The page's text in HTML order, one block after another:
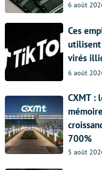
6 août
Ces
utilisent
virés
6 août
CXMT :
700%
5 août